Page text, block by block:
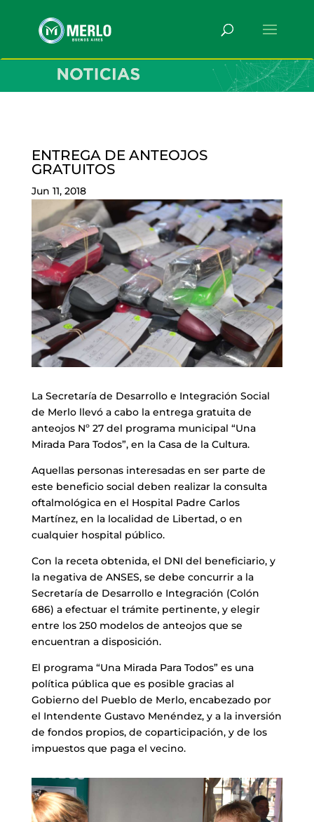
ENTREGA DE ANTEOJOS
GRATUITOS
Jun 11, 2018
La Secretaría de Desarrollo e Integración Social
de Merlo llevó a cabo la entrega gratuita de
anteojos Nº 27 del programa municipal “Una
Mirada Para Todos”, en la Casa de la Cultura.
Aquellas personas interesadas en ser parte de
este beneficio social deben realizar la consulta
oftalmológica en el Hospital Padre Carlos
Martínez, en la localidad de Libertad, o en
cualquier hospital público.
Con la receta obtenida, el DNI del beneficiario, y
la negativa de ANSES, se debe concurrir a la
Secretaría de Desarrollo e Integración (Colón
686) a efectuar el trámite pertinente, y elegir
entre los 250 modelos de anteojos que se
encuentran a disposición.
El programa “Una Mirada Para Todos” es una
política pública que es posible gracias al
Gobierno del Pueblo de Merlo, encabezado por
el Intendente Gustavo Menéndez, y a la inversión
de fondos propios, de coparticipación, y de los
impuestos que paga el vecino.